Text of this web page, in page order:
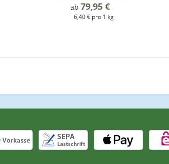
ab 79,95 €
6,40 € pro 1 kg